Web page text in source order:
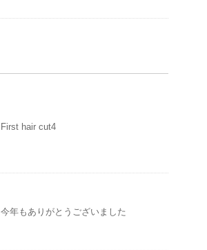
First hair cut4
今年もありがとうございました